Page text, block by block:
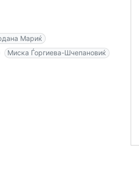
Мариќ
Миска Ѓоргиева-Шчепановиќ